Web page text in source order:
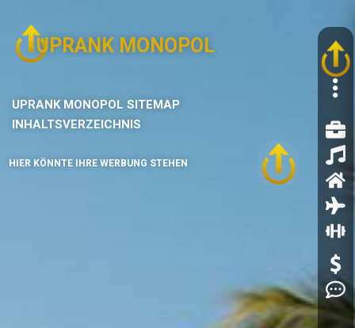
UPRANK MONOPOL
UPRANK MONOPOL SITEMAP
INHALTSVERZEICHNIS
HIER KÖNNTE IHRE WERBUNG STEHEN